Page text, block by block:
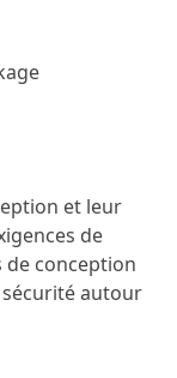
et leur
de
conception
autour